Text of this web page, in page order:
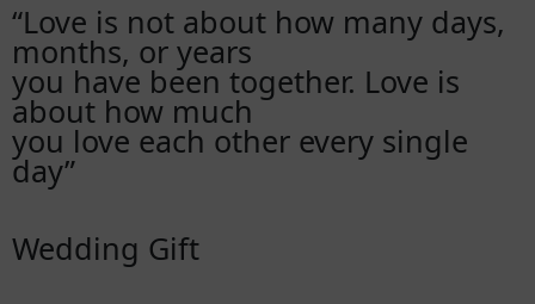
“Love is not about how many days,
months, or years
you have been together. Love is
about how much
you love each other every single
day”
Wedding Gift